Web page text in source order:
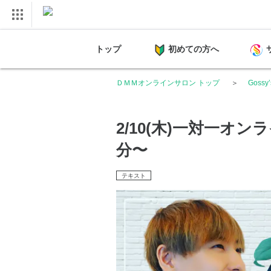
トップ 初めての方へ
ＤＭＭオンラインサロン トップ
2/10(木)一対一オン
分〜
テキスト